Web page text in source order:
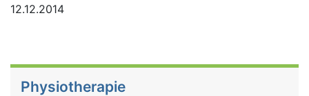
12.12.2014
Physiotherapie